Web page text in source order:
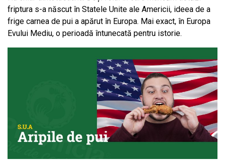
friptura s-a născut în Statele Unite ale Americii, ideea de a
frige carnea de pui a apărut în Europa. Mai exact, în Europa
Evului Mediu, o perioadă întunecată pentru istorie.